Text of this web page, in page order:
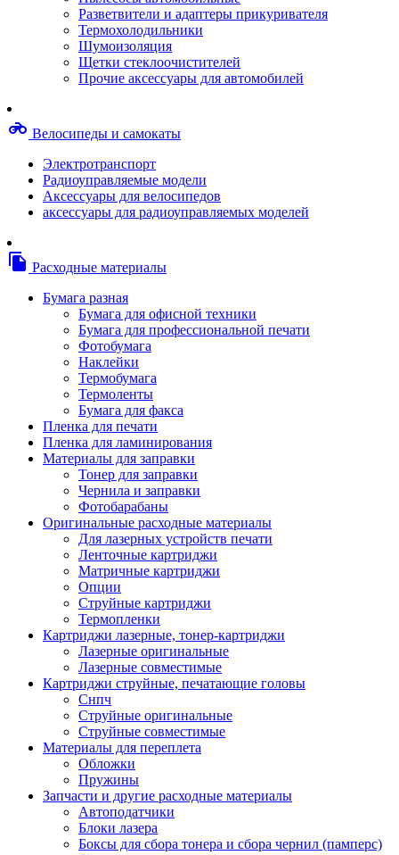
Степлерные скобы, скрепки
Термопленки
Термоузлы/печки/тэны
Тормозные площадки
Узлы/комплекты переноса изображений
Шлейфы
Баллоны со сжатым воздухом
Салфетки для чистки оргтехники
Скотч, фломастеры
Чистящие спреи, жидкости и пены
Картриджи для специализированных
Другие картриджи и твердые чернила
Картриджи и твердые чернила
Картриджи матричные, чернила
Расходные материалы для профессиональной
печати
Электрика
Изделия для прокладки кабеля и
Арматура кабельная/изоляционные
материалы
Гильза соединительная для
алюминиевых проводников под
опрессовку
проводников под опрессовку
Гильза соединительная со
болтами
Заглушка термоусадочная
ответвительный
Муфта кабельная концевая
Муфта кабельная соединительная
Наконечник быстроразмыкаемый
Наконечник кабельный со
Наконечник кабельный трубчатый
медных проводников
Наконечник обжимной кабельный
медных проводников
din 46236
Разветвители и адаптеры прикуривателя
Термохолодильники
Шумоизоляция
Щетки стеклоочистителей
Прочие аксессуары для автомобилей
motorcycle Велосипеды и самокаты
Электротранспорт
Радиоуправляемые модели
Аксессуары для велосипедов
аксессуары для радиоуправляемых моделей
file_copy Расходные материалы
Бумага разная
Бумага для офисной техники
Бумага для профессиональной печати
Фотобумага
Наклейки
Термобумага
Термоленты
Бумага для факса
Пленка для печати
Пленка для ламинирования
Материалы для заправки
Тонер для заправки
Чернила и заправки
Фотобарабаны
Оригинальные расходные материалы
Для лазерных устройств печати
Ленточные картриджи
Матричные картриджи
Опции
Струйные картриджи
Термопленки
Картриджи лазерные, тонер-картриджи
Лазерные оригинальные
Лазерные совместимые
Картриджи струйные, печатающие головы
Снпч
Струйные оригинальные
Струйные совместимые
Материалы для переплета
Обложки
Пружины
Запчасти и другие расходные материалы
Автоподатчики
Блоки лазера
Боксы для сбора тонера и сбора чернил (памперс)